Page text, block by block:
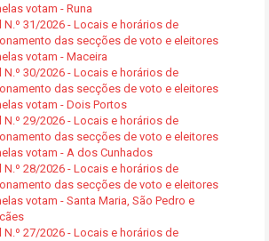
votam - Runa
N.º 31/2026 - Locais e horários de
das secções de voto e eleitores
votam - Maceira
N.º 30/2026 - Locais e horários de
das secções de voto e eleitores
votam - Dois Portos
N.º 29/2026 - Locais e horários de
das secções de voto e eleitores
votam - A dos Cunhados
N.º 28/2026 - Locais e horários de
das secções de voto e eleitores
votam - Santa Maria, São Pedro e
N.º 27/2026 - Locais e horários de